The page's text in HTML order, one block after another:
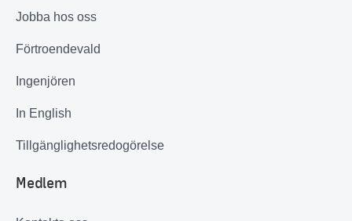
Jobba hos oss
Förtroendevald
Ingenjören
In English
Tillgänglighetsredogörelse
Medlem